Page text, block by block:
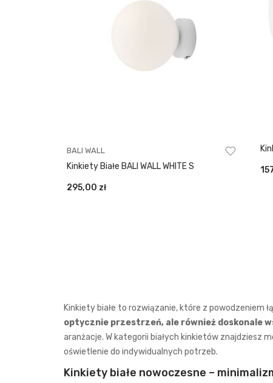
Kinkiety białe to rozwiązanie, które z powodzeniem
optycznie przestrzeń, ale również doskonale
aranżacje. W kategorii białych kinkietów znajdziesz
oświetlenie do indywidualnych potrzeb.
Kinkiety białe nowoczesne –
BALI WALL
Kinkiety Białe BALI WALL WHITE S
295,00 zł